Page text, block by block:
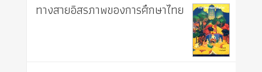
ทางสายอิสรภาพของการศึกษาไทย